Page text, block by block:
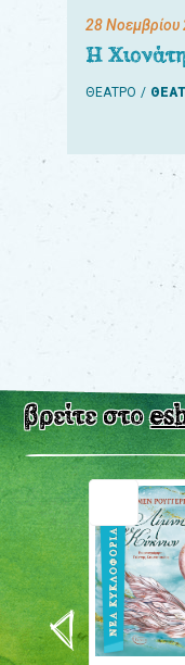
28 Νοεμβρίου
Η
ΘΕΑΤΡΟ
βρείτε στο